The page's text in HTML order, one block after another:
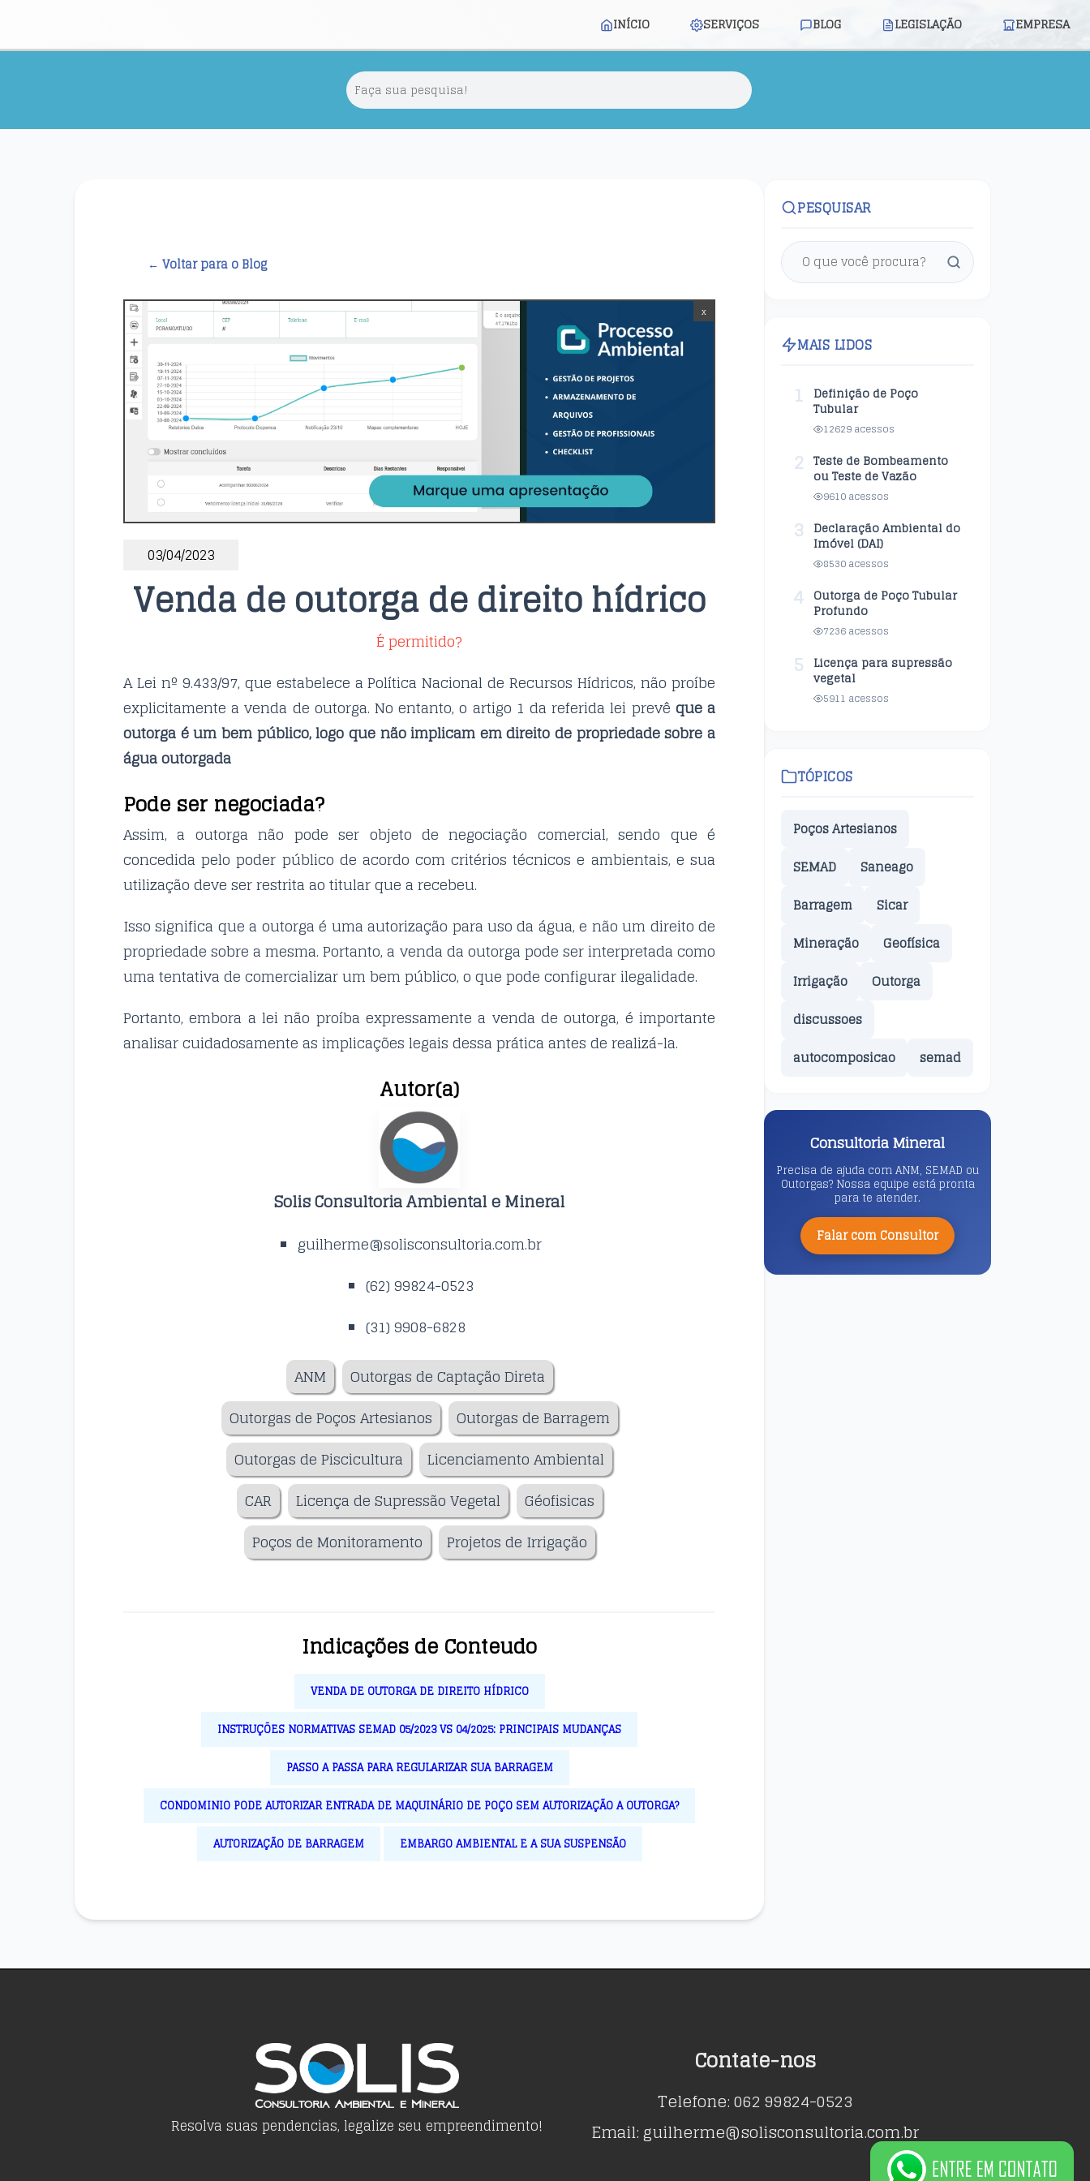
INÍCIO SERVIÇOS BLOG LEGISLAÇÃO EMPRESA
← Voltar para o Blog
x
03/04/2023
Venda de outorga de direito hídrico
É permitido?
A Lei nº 9.433/97, que estabelece a Política Nacional de Recursos Hídricos, não proíbe
explicitamente a venda de outorga. No entanto, o artigo 1 da referida lei prevê que a
outorga é um bem público, logo que não implicam em direito de propriedade sobre a
água outorgada
Pode ser negociada?
Assim, a outorga não pode ser objeto de negociação comercial, sendo que é
concedida pelo poder público de acordo com critérios técnicos e ambientais, e sua
utilização deve ser restrita ao titular que a recebeu.
Isso significa que a outorga é uma autorização para uso da água, e não um direito de
propriedade sobre a mesma. Portanto, a venda da outorga pode ser interpretada como
uma tentativa de comercializar um bem público, o que pode configurar ilegalidade.
Portanto, embora a lei não proíba expressamente a venda de outorga, é importante
analisar cuidadosamente as implicações legais dessa prática antes de realizá-la.
Autor(a)
Solis Consultoria Ambiental e Mineral
guilherme@solisconsultoria.com.br
(62) 99824-0523
(31) 9908-6828
ANM
Outorgas de Captação Direta
Outorgas de Poços Artesianos
Outorgas de Barragem
Outorgas de Piscicultura
Licenciamento Ambiental
CAR
Licença de Supressão Vegetal
Géofisicas
Poços de Monitoramento
Projetos de Irrigação
Indicações de Conteudo
VENDA DE OUTORGA DE DIREITO HÍDRICO
INSTRUÇÕES NORMATIVAS SEMAD 05/2023 VS 04/2025: PRINCIPAIS MUDANÇAS
PASSO A PASSA PARA REGULARIZAR SUA BARRAGEM
CONDOMINIO PODE AUTORIZAR ENTRADA DE MAQUINÁRIO DE POÇO SEM AUTORIZAÇÃO A OUTORGA?
AUTORIZAÇÃO DE BARRAGEM EMBARGO AMBIENTAL E A SUA SUSPENSÃO
PESQUISAR
MAIS LIDOS
1 Definição de Poço
Tubular
12629 acessos
2 Teste de Bombeamento
ou Teste de Vazão
9610 acessos
3 Declaração Ambiental do
Imóvel (DAI)
8530 acessos
4 Outorga de Poço Tubular
Profundo
7236 acessos
5 Licença para supressão
vegetal
5911 acessos
TÓPICOS
Poços Artesianos
SEMAD
Saneago
Barragem
Sicar
Mineração
Geofísica
Irrigação
Outorga
discussoes
autocomposicao
semad
Consultoria Mineral
Precisa de ajuda com ANM, SEMAD ou
Outorgas? Nossa equipe está pronta
para te atender.
Falar com Consultor
Resolva suas pendencias, legalize seu empreendimento!
Contate-nos
Telefone: 062 99824-0523
Email: guilherme@solisconsultoria.com.br